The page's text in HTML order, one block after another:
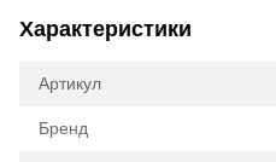
Характеристики
Артикул
Бренд